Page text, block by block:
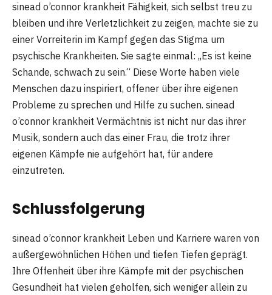
sinead o’connor krankheit Fähigkeit, sich selbst treu zu
bleiben und ihre Verletzlichkeit zu zeigen, machte sie zu
einer Vorreiterin im Kampf gegen das Stigma um
psychische Krankheiten. Sie sagte einmal: „Es ist keine
Schande, schwach zu sein.“ Diese Worte haben viele
Menschen dazu inspiriert, offener über ihre eigenen
Probleme zu sprechen und Hilfe zu suchen. sinead
o’connor krankheit Vermächtnis ist nicht nur das ihrer
Musik, sondern auch das einer Frau, die trotz ihrer
eigenen Kämpfe nie aufgehört hat, für andere
einzutreten.
Schlussfolgerung
sinead o’connor krankheit Leben und Karriere waren von
außergewöhnlichen Höhen und tiefen Tiefen geprägt.
Ihre Offenheit über ihre Kämpfe mit der psychischen
Gesundheit hat vielen geholfen, sich weniger allein zu